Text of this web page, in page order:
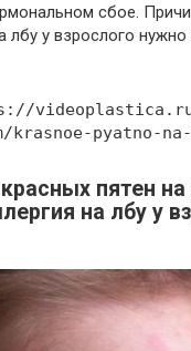
сбое.
лбу у взрослого
krasnoe-pyatno-
пятен на
на лбу у